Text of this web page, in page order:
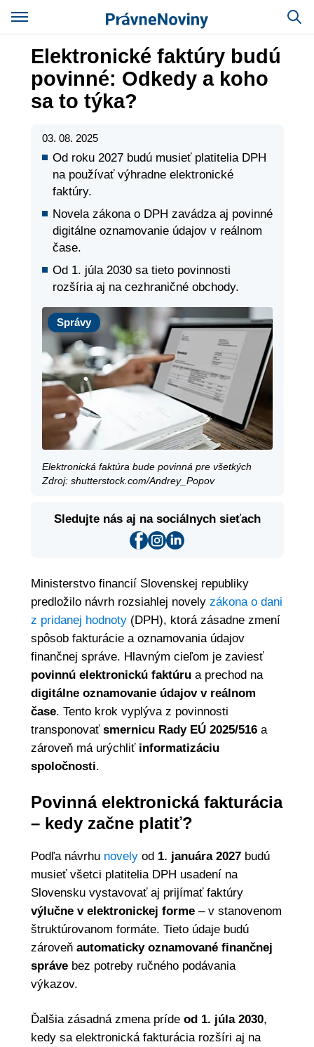
Elektronické faktúry budú
povinné: Odkedy a koho
sa to týka?
03. 08. 2025
Od roku 2027 budú musieť platitelia DPH
na používať výhradne elektronické
faktúry.
Novela zákona o DPH zavádza aj povinné
digitálne oznamovanie údajov v reálnom
čase.
Od 1. júla 2030 sa tieto povinnosti
rozšíria aj na cezhraničné obchody.
Správy
Správy
Elektronická faktúra bude povinná pre všetkých
Zdroj: shutterstock.com/Andrey_Popov
Sledujte nás aj na sociálnych sieťach
Ministerstvo financií Slovenskej republiky
predložilo návrh rozsiahlej novely zákona o dani
z pridanej hodnoty(DPH), ktorá zásadne zmení
spôsob fakturácie a oznamovania údajov
finančnej správe. Hlavným cieľom je zaviesť
povinnú elektronickú faktúru a prechod na
digitálne oznamovanie údajov v reálnom
čase. Tento krok vyplýva z povinnosti
transponovať smernicu Rady EÚ 2025/516a
zároveň má urýchliť informatizáciu
spoločnosti.
Povinná elektronická fakturácia
– kedy začne platiť?
Podľa návrhu novelyod 1. januára 2027budú
musieť všetci platitelia DPH usadení na
Slovensku vystavovať aj prijímať faktúry
výlučne v elektronickej forme– v stanovenom
štruktúrovanom formáte. Tieto údaje budú
zároveň automaticky oznamované finančnej
správebez potreby ručného podávania
výkazov.
Ďalšia zásadná zmena príde od 1. júla 2030,
kedy sa elektronická fakturácia rozšíri aj na